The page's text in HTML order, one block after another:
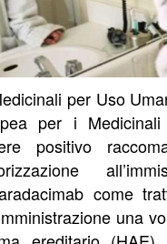
per Uso
per i
positivo
come
una